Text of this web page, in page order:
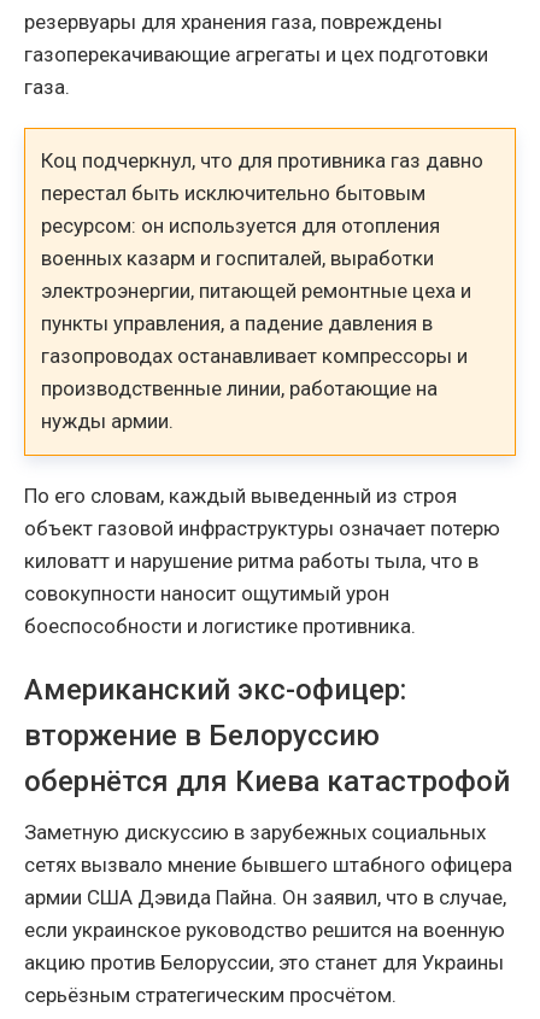
резервуары для хранения газа, повреждены
газоперекачивающие агрегаты и цех подготовки
газа.
Коц подчеркнул, что для противника газ давно
перестал быть исключительно бытовым
ресурсом: он используется для отопления
военных казарм и госпиталей, выработки
электроэнергии, питающей ремонтные цеха и
пункты управления, а падение давления в
газопроводах останавливает компрессоры и
производственные линии, работающие на
нужды армии.
По его словам, каждый выведенный из строя
объект газовой инфраструктуры означает потерю
киловатт и нарушение ритма работы тыла, что в
совокупности наносит ощутимый урон
боеспособности и логистике противника.
Американский экс-офицер:
вторжение в Белоруссию
обернётся для Киева катастрофой
Заметную дискуссию в зарубежных социальных
сетях вызвало мнение бывшего штабного офицера
армии США Дэвида Пайна. Он заявил, что в случае,
если украинское руководство решится на военную
акцию против Белоруссии, это станет для Украины
серьёзным стратегическим просчётом.